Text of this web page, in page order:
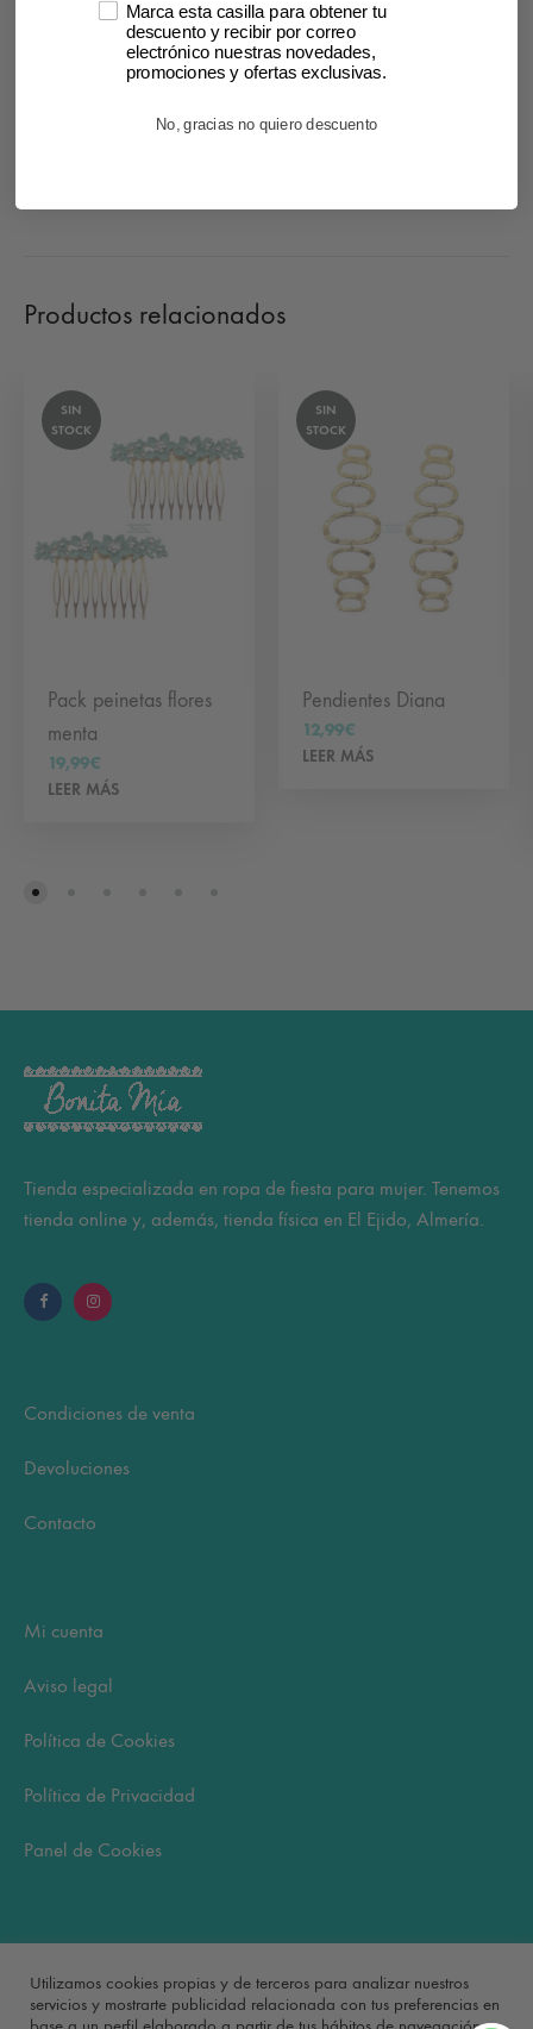
Medida aproximada: Ancho 2 cm, largo 3 cm.
Tipo de cierre: presión.
Productos relacionados
SIN
STOCK
Pack peinetas flores
menta
19,99€
LEER MÁS
SIN
STOCK
Pendientes Diana
12,99€
LEER MÁS
Tienda especializada en ropa de fiesta para mujer. Tenemos
tienda online y, además, tienda física en El Ejido, Almería.
Condiciones de venta
Devoluciones
Contacto
Mi cuenta
Aviso legal
Política de Cookies
Política de Privacidad
Panel de Cookies
Utilizamos cookies propias y de terceros para analizar nuestros
servicios y mostrarte publicidad relacionada con tus preferencias en
Marca esta casilla para obtener tu
descuento y recibir por correo
electrónico nuestras novedades,
promociones y ofertas exclusivas.
No, gracias no quiero descuento